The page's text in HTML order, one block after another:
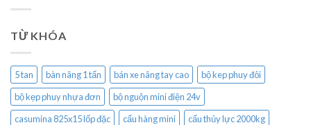
TỪ KHÓA
5 tan bàn nâng 1 tấn bán xe nâng tay cao
bộ kep phuy đôi
bộ kẹp phuy nhựa đơn
bộ nguộn mini điện 24v
casumina 825x15 lốp đặc
cẩu hàng mini
cẩu thủy lực 2000kg